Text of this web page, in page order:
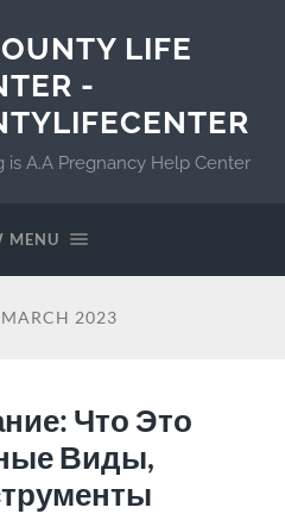
LIFE
-
A.A Pregnancy Help Center
MENU
MARCH 2023
Что Это
Виды,